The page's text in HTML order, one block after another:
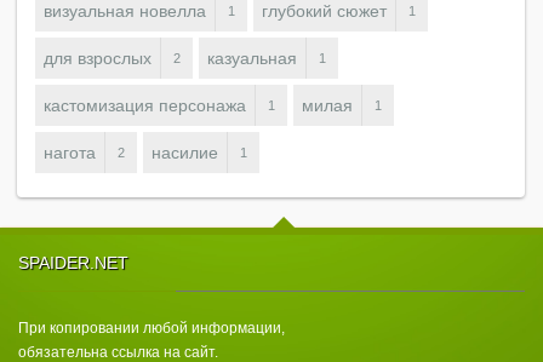
визуальная новелла 1 глубокий сюжет 1
для взрослых 2 казуальная 1
кастомизация персонажа 1 милая 1
нагота 2 насилие 1
SPAIDER.NET
При копировании любой информации,
обязательна ссылка на сайт.